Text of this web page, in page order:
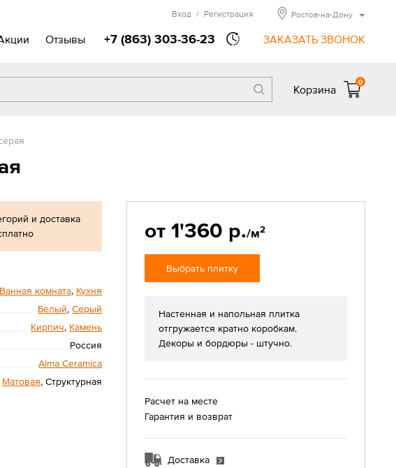
Отзывы +7 (863) 303-36-23 ЗАКАЗАТЬ ЗВОНОК
Вход / Регистрация Ростов-на-Дону
Корзина
0
и доставка
Ванная комната, Кухня
Белый,Серый
Кирпич, Камень
Россия
Alma Ceramica
Матовая, Структурная
от 1'360 р./м2
Выбрать плитку
Настенная и напольная плитка
отгружается кратно коробкам.
Декоры и бордюры - штучно.
Расчет на месте
Гарантия и возврат
Доставка